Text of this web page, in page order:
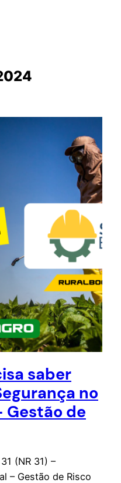
saber
no
Gestão de
(NR 31) –
– Gestão de Risco